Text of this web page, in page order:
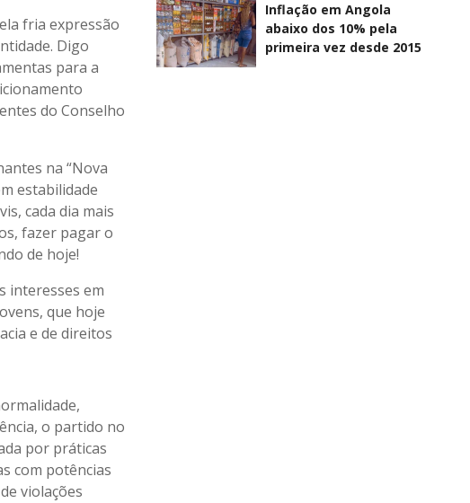
fria expressão
Digo
para a
do Conselho
na “Nova
estabilidade
cada dia mais
fazer pagar o
de hoje!
interesses em
que hoje
e de direitos
o partido no
por práticas
com potências
violações
Inflação em Angola
abaixo dos 10% pela
primeira vez desde 2015